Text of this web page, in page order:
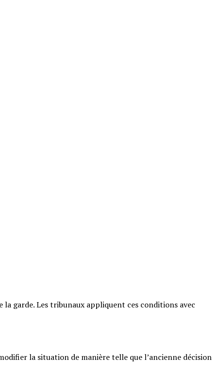
la garde. Les tribunaux appliquent ces conditions avec
la situation de manière telle que l’ancienne décision